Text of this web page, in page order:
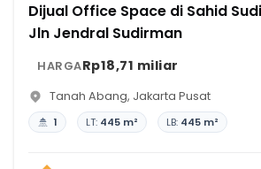
Dijual Office Space di Sahid
Jln Jendral Sudirman
HARGARp18,71 miliar
Tanah Abang, Jakarta Pusat
1 LT: 445 m² LB: 445 m²